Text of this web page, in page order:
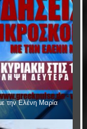
την Ελένη Μαρία